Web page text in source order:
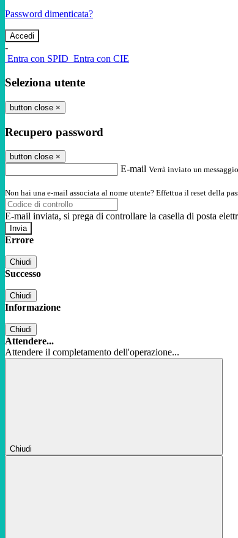
Password dimenticata?
-
Entra con SPID Entra con CIE
Seleziona utente
button close ×
Recupero password
button close ×
E-mail Verrà inviato un
Non hai una e-mail associata al nome utente? Effettua il reset della
E-mail inviata, si prega di controllare la casella di posta
Errore
Chiudi
Successo
Chiudi
Informazione
Chiudi
Attendere...
Attendere il completamento dell'operazione...
Chiudi